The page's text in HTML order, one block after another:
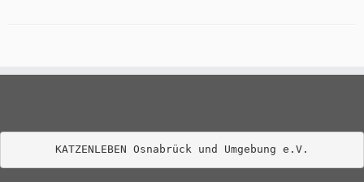
KATZENLEBEN Osnabrück und Umgebung e.V.